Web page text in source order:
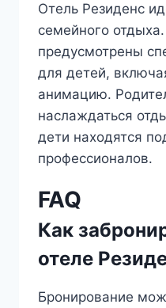
Отель Резиденс
семейного
предусмотрены
для детей,
анимацию.
наслаждаться
дети находятся
профессионалов.
FAQ
Как
отеле
Бронирование